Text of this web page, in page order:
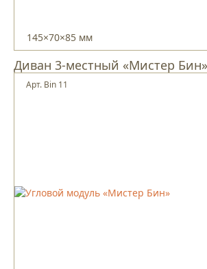
145×70×85 мм
Диван 3-местный «Мистер Бин»
Арт. Bin 11